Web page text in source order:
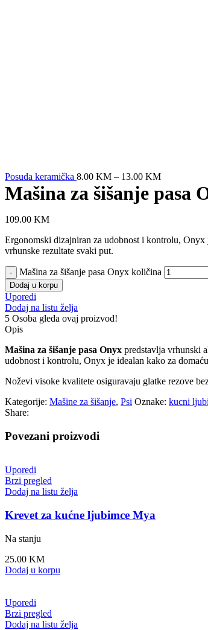
Posuda keramička 8.00 KM – 13.00 KM
Mašina za šišanje pasa
109.00 KM
Ergonomski dizajniran za udobnost i kontrolu, Onyx
vrhunske rezultate svaki put.
Mašina za šišanje pasa Onyx količina
Dodaj u korpu
Uporedi
Dodaj na listu želja
5 Osoba gleda ovaj proizvod!
Opis
Mašina za šišanje pasa Onyx predstavlja vrhunski
udobnost i kontrolu, Onyx je idealan kako za
Noževi visoke kvalitete osiguravaju glatke rezove
Kategorije: Mašine za šišanje, Psi Oznake: kucni
Share:
Povezani proizvodi
Uporedi
Brzi pregled
Dodaj na listu želja
Krevet za kućne ljubimce Mya
Na stanju
25.00 KM
Dodaj u korpu
Uporedi
Brzi pregled
Dodaj na listu želja